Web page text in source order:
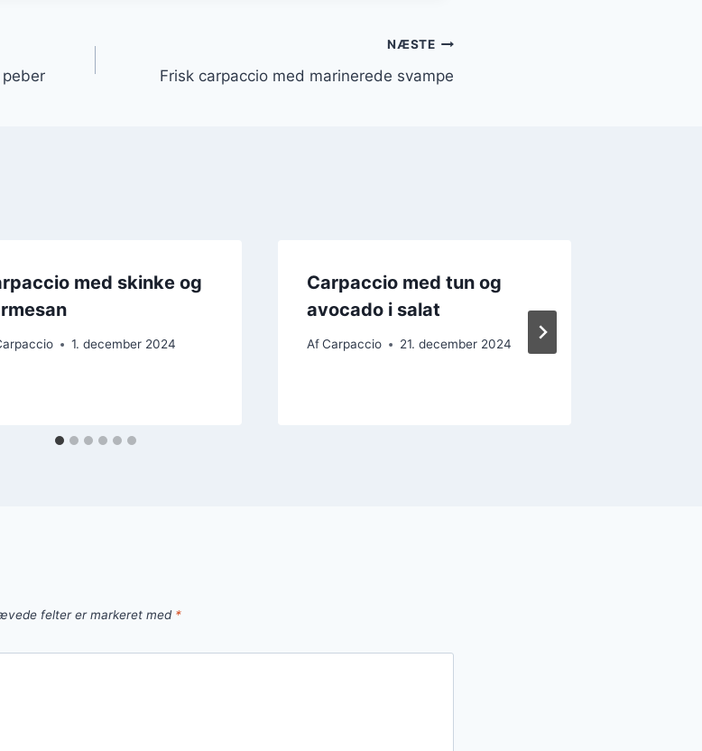
NÆSTE
Frisk carpaccio med marinerede svampe
med skinke og
1. december 2024
Carpaccio med tun og
avocado i salat
Af Carpaccio 21. december 2024
felter er markeret med *